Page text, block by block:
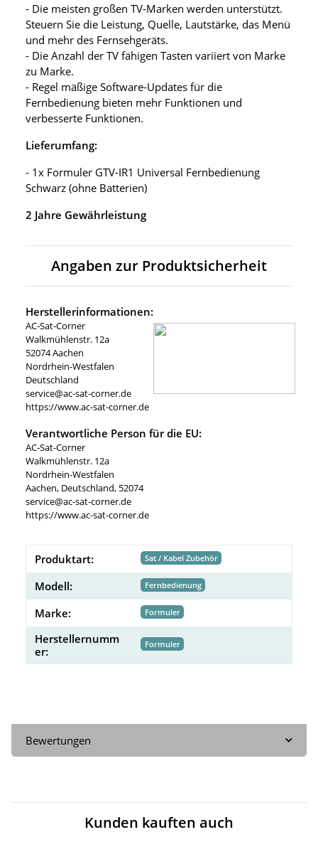
- Die meisten großen TV-Marken werden unterstützt.
Steuern Sie die Leistung, Quelle, Lautstärke, das Menü
und mehr des Fernsehgeräts.
- Die Anzahl der TV fähigen Tasten variiert von Marke
zu Marke.
- Regel mäßige Software-Updates für die
Fernbedienung bieten mehr Funktionen und
verbesserte Funktionen.
Lieferumfang:
- 1x Formuler GTV-IR1 Universal Fernbedienung
Schwarz (ohne Batterien)
2 Jahre Gewährleistung
Angaben zur Produktsicherheit
Herstellerinformationen:
AC-Sat-Corner
Walkmühlenstr. 12a
52074 Aachen
Nordrhein-Westfalen
Deutschland
service@ac-sat-corner.de
https://www.ac-sat-corner.de
Verantwortliche Person für die EU:
AC-Sat-Corner
Walkmühlenstr. 12a
Nordrhein-Westfalen
Aachen, Deutschland, 52074
service@ac-sat-corner.de
https://www.ac-sat-corner.de
Produktart: Sat / Kabel Zubehör
Modell: Fernbedienung
Marke: Formuler
Herstellernumm
er:
Formuler
Bewertungen
Kunden kauften auch